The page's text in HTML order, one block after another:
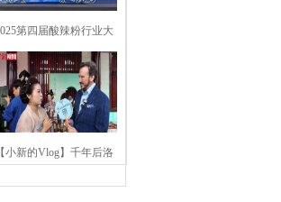
第四届酸辣粉行业大
会在河南开封举行
【小新的Vlog】千年后洛